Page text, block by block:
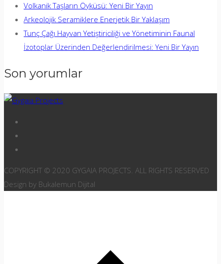
Volkanik Taşların Öyküsü: Yeni Bir Yayın
Arkeolojik Seramiklere Enerjetik Bir Yaklaşım
Tunç Çağı Hayvan Yetiştiriciliği ve Yönetiminin Faunal
İzotoplar Üzerinden Değerlendirilmesi: Yeni Bir Yayın
Son yorumlar
COPYRIGHT © 2020 GYGAIA PROJECTS. ALL RIGHTS RESERVED
Design by Bukalemun Dijital